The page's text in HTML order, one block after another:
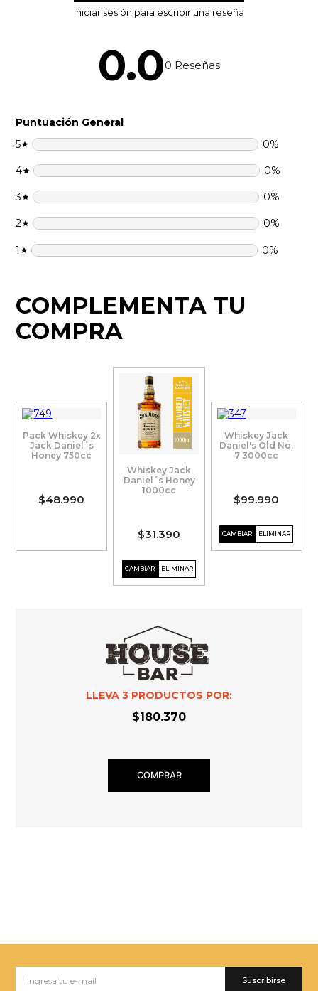
0.00 Reseñas
Puntuación General
5
0%
4 0%
3 0%
2 0%
1 0%
COMPLEMENTA TU
COMPRA
Pack Whiskey 2x
Jack Daniel´s
Honey 750cc
$48.990
Whiskey Jack
Daniel's Old No.
7 3000cc
$99.990
Whiskey Jack
Daniel´s Honey
1000cc
$31.390
LLEVA 3 PRODUCTOS POR:
$180.370
COMPRAR
Suscribirse